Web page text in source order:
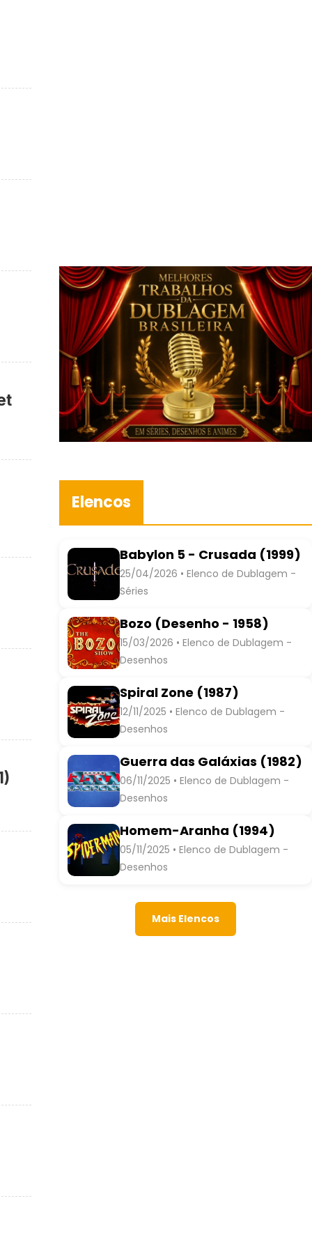
Elencos
Babylon 5 - Crusada (1999)
25/04/2026 • Elenco de Dublagem -
Séries
Bozo (Desenho - 1958)
15/03/2026 • Elenco de Dublagem -
Desenhos
Spiral Zone (1987)
12/11/2025 • Elenco de Dublagem -
Desenhos
Guerra das Galáxias (1982)
06/11/2025 • Elenco de Dublagem -
Desenhos
Homem-Aranha (1994)
05/11/2025 • Elenco de Dublagem -
Desenhos
Mais Elencos